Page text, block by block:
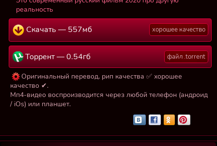
реальность
Скачать — 557мб хорошее качество
Торрент — 0.54гб файл .torrent
Оригинальный перевод, рип качества ✅ хорошее
качество ✔.
Мп4-видео воспроизводится через любой телефон (андроид
/ iOs) или планшет.